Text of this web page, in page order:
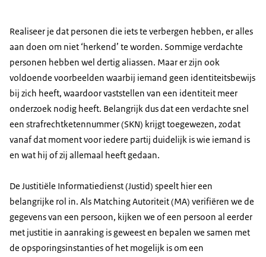
Realiseer je dat personen die iets te verbergen hebben, er alles
aan doen om niet ‘herkend’ te worden. Sommige verdachte
personen hebben wel dertig aliassen. Maar er zijn ook
voldoende voorbeelden waarbij iemand geen identiteitsbewijs
bij zich heeft, waardoor vaststellen van een identiteit meer
onderzoek nodig heeft. Belangrijk dus dat een verdachte snel
een strafrechtketennummer (SKN) krijgt toegewezen, zodat
vanaf dat moment voor iedere partij duidelijk is wie iemand is
en wat hij of zij allemaal heeft gedaan.
De Justitiële Informatiedienst (Justid) speelt hier een
belangrijke rol in. Als Matching Autoriteit (MA) verifiëren we de
gegevens van een persoon, kijken we of een persoon al eerder
met justitie in aanraking is geweest en bepalen we samen met
de opsporingsinstanties of het mogelijk is om een